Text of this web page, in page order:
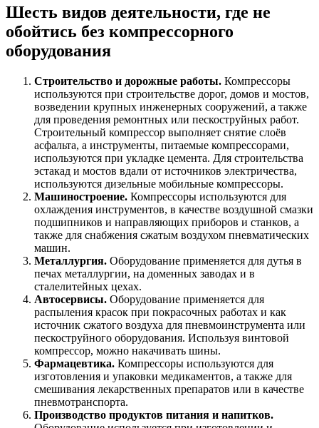
Шесть видов деятельности, где не
обойтись без компрессорного
оборудования
Строительство и дорожные работы. Компрессоры
используются при строительстве дорог, домов и мостов,
возведении крупных инженерных сооружений, а также
для проведения ремонтных или пескоструйных работ.
Строительный компрессор выполняет снятие слоёв
асфальта, а инструменты, питаемые компрессорами,
используются при укладке цемента. Для строительства
эстакад и мостов вдали от источников электричества,
используются дизельные мобильные компрессоры.
Машиностроение. Компрессоры используются для
охлаждения инструментов, в качестве воздушной смазки
подшипников и направляющих приборов и станков, а
также для снабжения сжатым воздухом пневматических
машин.
Металлургия. Оборудование применяется для дутья в
печах металлургии, на доменных заводах и в
сталелитейных цехах.
Автосервисы. Оборудование применяется для
распыления красок при покрасочных работах и как
источник сжатого воздуха для пневмоинструмента или
пескоструйного оборудования. Используя винтовой
компрессор, можно накачивать шины.
Фармацевтика. Компрессоры используются для
изготовления и упаковки медикаментов, а также для
смешивания лекарственных препаратов или в качестве
пневмотранспорта.
Производство продуктов питания и напитков.